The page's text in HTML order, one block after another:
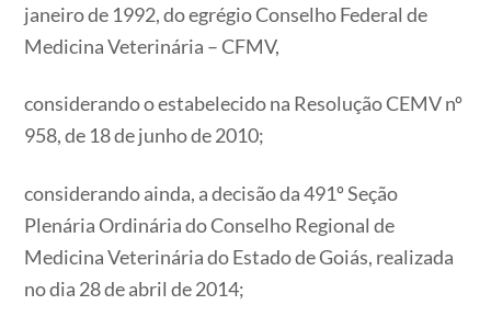
janeiro de 1992, do egrégio Conselho Federal de
Medicina Veterinária – CFMV,
considerando o estabelecido na Resolução CEMV nº
958, de 18 de junho de 2010;
considerando ainda, a decisão da 491º Seção
Plenária Ordinária do Conselho Regional de
Medicina Veterinária do Estado de Goiás, realizada
no dia 28 de abril de 2014;